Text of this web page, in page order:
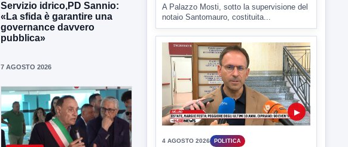
Servizio idrico,PD Sannio:
«La sfida è garantire una
governance davvero
pubblica»
7 AGOSTO 2026
4 AGOSTO 2026 POLITICA
Costituita la società Sannio Acque
A Palazzo Mosti, sotto la supervisione del
notaio Santomauro, costituita...